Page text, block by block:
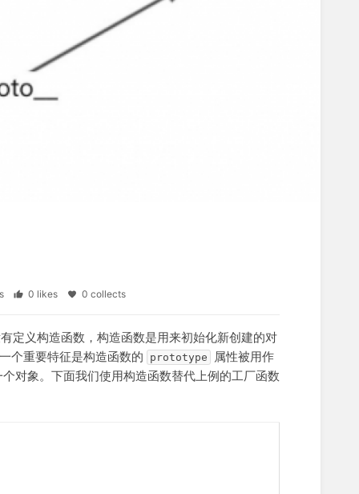
0 likes 0 collects
定义构造函数，构造函数是用来初始化新创建的对
个重要特征是构造函数的
prototype
属性被用作
对象。下面我们使用构造函数替代上例的工厂函数